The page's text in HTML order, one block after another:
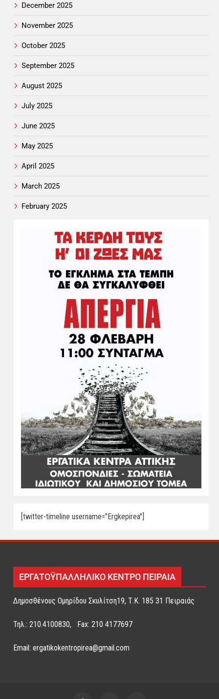
December 2025
November 2025
October 2025
September 2025
August 2025
July 2025
June 2025
May 2025
April 2025
March 2025
February 2025
[twitter-timeline username="Ergkepirea"]
ΕΡΓΑΤΟΫΠΑΛΛΗΛΙΚΟ ΚΕΝΤΡΟ ΠΕΙΡΑΙΑ
Δημοσθένους Ομηρίδου Σκυλίτση19, Τ.Κ. 185 31 Πειραιάς
Τηλ.: 210.4100830, Fax: 210 4177697
Email: ergatikokentropirea@gmail.com